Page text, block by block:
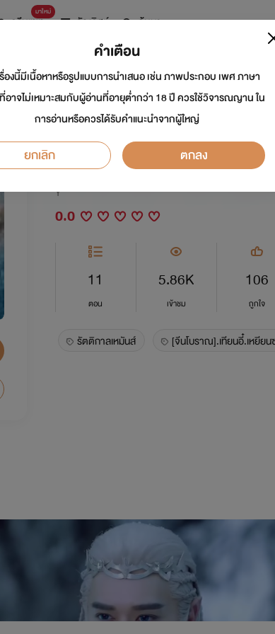
มาใหม่
ดรีมแชท ธัญลิสต์ ค้นหา
รัตติกาลเหมันส์ [จี
อ่าน
นักเขียน:Black_Cat_
Y
0.0
11
ตอน
5.86K
เข้าชม
106
ถูกใจ
รัตติกาลเหมันส์ [จีนโบราณ].เทียนอี๋.เหยียน
คำเตือน
องนี้มีเนื้อหาหรือรูปแบบการนำเสนอ เช่น ภาพประกอบ เพศ ภาษา
อาจไม่เหมาะสมกับผู้อ่านที่อายุต่ำกว่า 18 ปี ควรใช้วิจารณญาน ใน
การอ่านหรือควรได้รับคำแนะนำจากผู้ใหญ่
ยกเลิก ตกลง